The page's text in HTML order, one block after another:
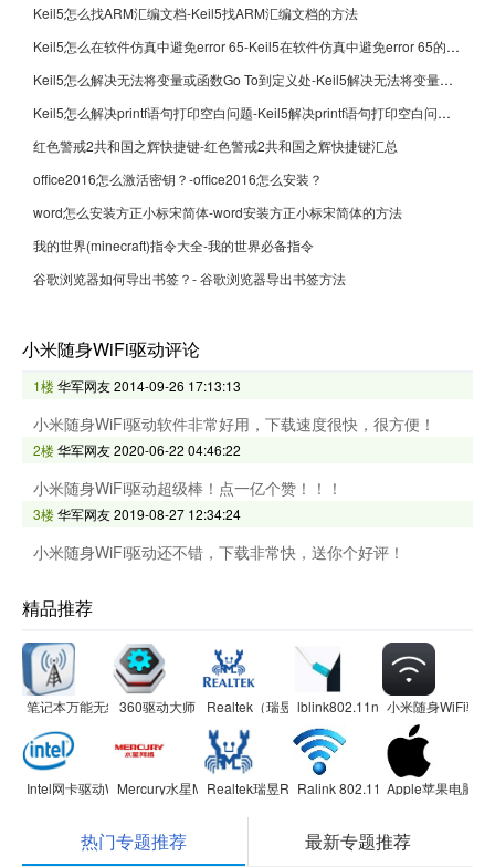
Keil5怎么找ARM汇编文档-Keil5找ARM汇编文档的方法
Keil5怎么在软件仿真中避免error 65-Keil5在软件仿真中避免error 65的方法
Keil5怎么解决无法将变量或函数Go To到定义处-Keil5解决无法将变量或函数Go To到定义处的方法
Keil5怎么解决printf语句打印空白问题-Keil5解决printf语句打印空白问题的方法
红色警戒2共和国之辉快捷键-红色警戒2共和国之辉快捷键汇总
office2016怎么激活密钥？-office2016怎么安装？
word怎么安装方正小标宋简体-word安装方正小标宋简体的方法
我的世界(minecraft)指令大全-我的世界必备指令
谷歌浏览器如何导出书签？- 谷歌浏览器导出书签方法
小米随身WiFi驱动评论
1楼华军网友2014-09-26 17:13:13
小米随身WiFi驱动软件非常好用，下载速度很快，很方便！
2楼华军网友2020-06-22 04:46:22
小米随身WiFi驱动超级棒！点一亿个赞！！！
3楼华军网友2019-08-27 12:34:24
小米随身WiFi驱动还不错，下载非常快，送你个好评！
精品推荐
笔记本万能无线网卡驱动
360驱动大师 Realtek（瑞昱）无线网卡驱动RTL8187
lblink802.11n无线网卡驱动程序
小米随身WiFi驱动
Intel网卡驱动Win10专版 64位Mercury水星MW150UM 2.0/MW150US 2.0无线网卡驱动
Realtek瑞昱RTL8111/RTL8168系列网卡驱动
Ralink 802.11n无线网卡驱动程序
Apple苹果电脑
热门专题推荐 最新专题推荐